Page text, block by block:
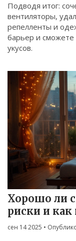
Подводя итог:
вентиляторы,
репелленты и
барьер и
укусов.
Хорошо ли
риски и как
сна
сен 14 2025 •